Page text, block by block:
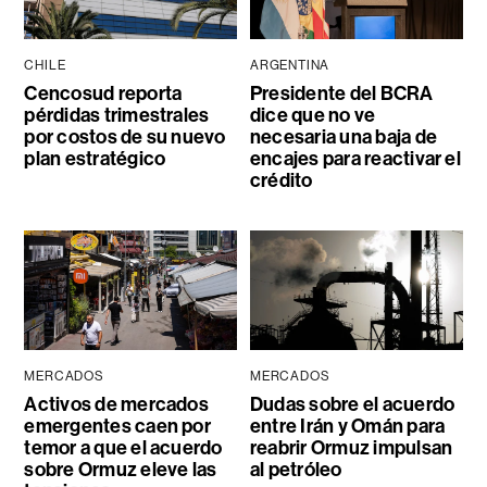
CHILE
Cencosud reporta
pérdidas trimestrales
por costos de su nuevo
plan estratégico
ARGENTINA
Presidente del BCRA
dice que no ve
necesaria una baja de
encajes para reactivar el
crédito
MERCADOS
Activos de mercados
emergentes caen por
temor a que el acuerdo
sobre Ormuz eleve las
MERCADOS
Dudas sobre el acuerdo
entre Irán y Omán para
reabrir Ormuz impulsan
al petróleo